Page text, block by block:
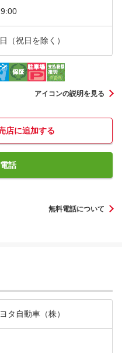
（祝日を除く）
アイコンの説明を見る
店に追加する
話
無料電話について
タ自動車（株）